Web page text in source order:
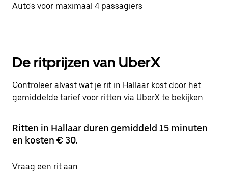
Auto's voor maximaal 4 passagiers
De ritprijzen van UberX
Controleer alvast wat je rit in Hallaar kost door het
gemiddelde tarief voor ritten via UberX te bekijken.
Ritten in Hallaar duren gemiddeld 15 minuten
en kosten € 30.
Vraag een rit aan